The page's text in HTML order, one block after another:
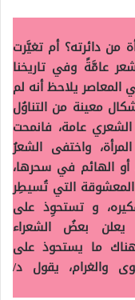
من دائرته؟ أم تغيَّرت
عامَّةً وفي تاريخنا
المعاصر يلاحظ أنه لم
معينة من التناوُل
عامة، فانمحت
واختفى الشعرُ
أو الهائم في سحرها،
التي تُسيطِر
و تستحوِذ على
يعلن بعضُ الشعراء
ما يستحوذ على
والغرام، يقول د/